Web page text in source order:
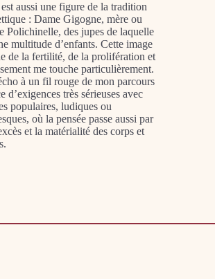
aussi une figure de la tradition
: Dame Gigogne, mère ou
Polichinelle, des jupes de laquelle
multitude d’enfants. Cette image
de la fertilité, de la prolifération et
me touche particulièrement.
à un fil rouge de mon parcours
d’exigences très sérieuses avec
populaires, ludiques ou
où la pensée passe aussi par
et la matérialité des corps et